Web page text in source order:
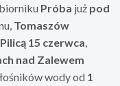
Próba już pod
Tomaszów
Pilicą 15 czerwca
nad Zalewem
wody od 1